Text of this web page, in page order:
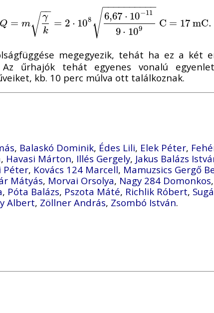
Q = m
γ
k
−−
√ = 2 ⋅ 108 6,67 ⋅ 10−11
9 ⋅ 109
− −
−−−−−−−−
√ C = 17 mC.
Q=m γk= 2 ⋅1086,67⋅10−119⋅109 C=17 mC
megegyezik, tehát ha ez a két
űrhajók tehát egyenes vonalú
kb. 10 perc múlva ott találkoznak.
, Balaskó Dominik, Édes Lili, Elek Péter,
, Havasi Márton, Illés Gergely, Jakus Balázs
Péter, Kovács 124 Marcell, Mamuzsics Gergő
Mátyás, Morvai Orsolya, Nagy 284 Domonkos
, Póta Balázs, Pszota Máté, Richlik Róbert,
Albert, Zöllner András, Zsombó István.